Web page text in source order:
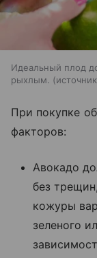
Идеальный плод
рыхлым.
При покупке
факторов:
Авокадо
без
кожуры
зеленого